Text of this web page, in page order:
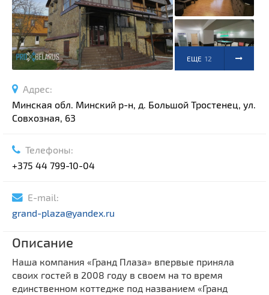
ЕЩЕ 12
Адрес:
Минская обл. Минский р-н, д. Большой Тростенец, ул.
Совхозная, 63
Телефоны:
+375 44 799-10-04
E-mail:
grand-plaza@yandex.ru
Описание
Наша компания «Гранд Плаза» впервые приняла
своих гостей в 2008 году в своем на то время
единственном коттедже под названием «Гранд